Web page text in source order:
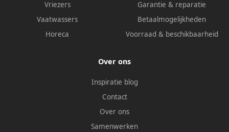
Vriezers
Vaatwassers
Horeca
Garantie & reparatie
Betaalmogelijkheden
Voorraad & beschikbaarheid
Over ons
Inspiratie blog
Contact
Over ons
Samenwerken